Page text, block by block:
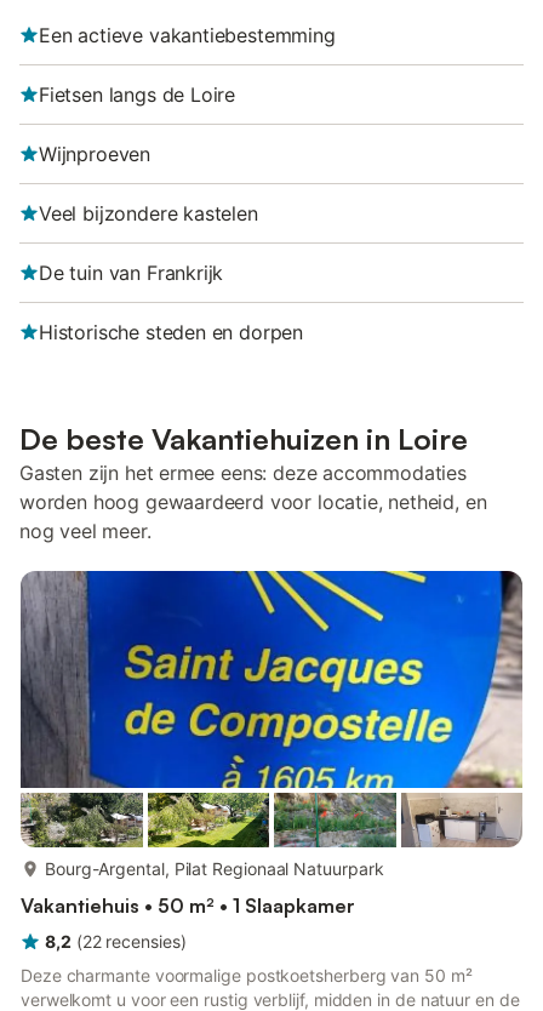
Een actieve vakantiebestemming
Fietsen langs de Loire
Wijnproeven
Veel bijzondere kastelen
De tuin van Frankrijk
Historische steden en dorpen
De beste Vakantiehuizen in Loire
Gasten zijn het ermee eens: deze accommodaties
worden hoog gewaardeerd voor locatie, netheid, en
nog veel meer.
Bourg-Argental, Pilat Regionaal Natuurpark
Vakantiehuis • 50 m² • 1 Slaapkamer
8,2 (22 recensies)
Deze charmante voormalige postkoetsherberg van 50 m²
verwelkomt u voor een rustig verblijf, midden in de natuur en de